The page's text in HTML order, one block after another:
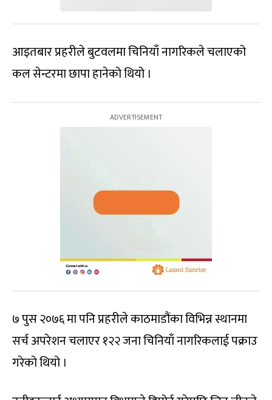
आइतबार प्रहरीले बुटवलमा चिनियाँ नागरिकले चलाएको
कल सेन्टरमा छापा हानेको थियो ।
७ पुस २०७६ मा पनि प्रहरीले काठमाडौंका विभिन्न स्थानमा
सर्च अपरेशन चलाएर १२२ जना चिनियाँ नागरिकलाई पक्राउ
गरेको थियो ।